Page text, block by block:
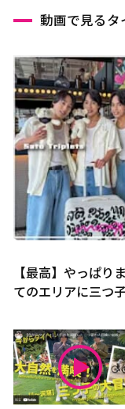
動画で見るタ
【最高】やっぱり
てのエリアに三つ